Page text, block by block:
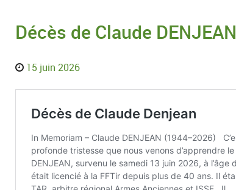
Décès de Claude DENJEAN
15 juin 2026